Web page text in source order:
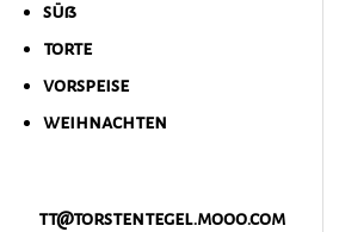
süß
torte
vorspeise
weihnachten
tt@torstentegel.mooo.com